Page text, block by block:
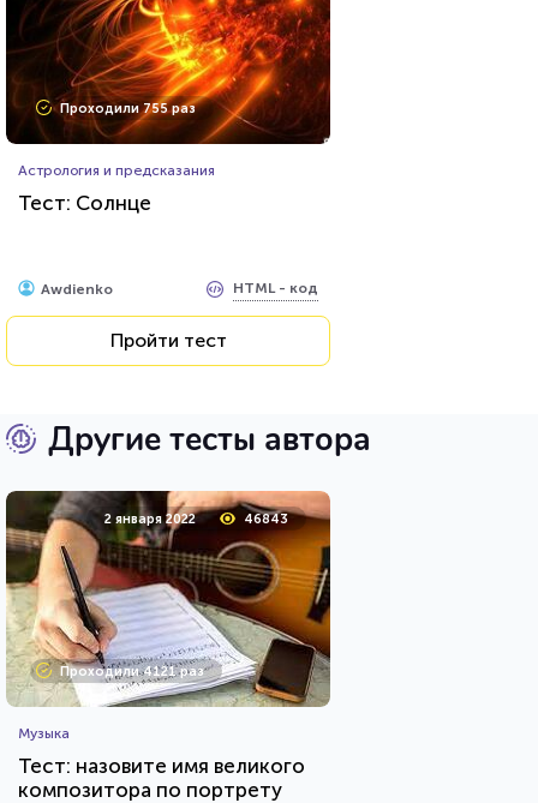
Проходили 755 раз
Астрология и предсказания
Тест: Солнце
Awdienko HTML - код
Пройти тест
Другие тесты автора
2 января 2022 46843
Проходили 4121 раз
Музыка
Тест: назовите имя великого
композитора по портрету